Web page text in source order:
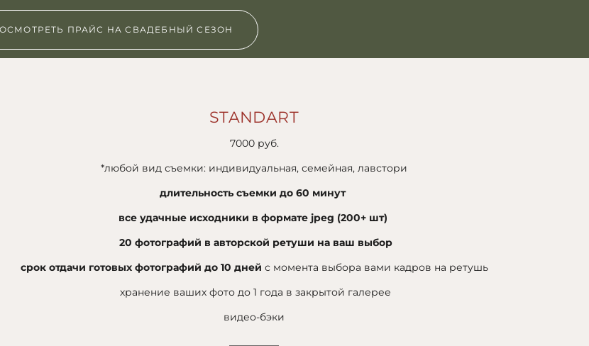
ПРАЙС НА СВАДЕБНЫЙ СЕЗОН
STANDART
7000 руб.
*любой вид съемки: индивидуальная, семейная, лавстори
длительность съемки до 60 минут
все удачные исходники в формате jpeg (200+ шт)
20 фотографий в авторской ретуши на ваш выбор
срок отдачи готовых фотографий до 10 дней с момента выбора вами кадров на ретушь
хранение ваших фото до 1 года в закрытой галерее
видео-бэки